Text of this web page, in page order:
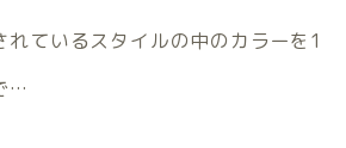
れているスタイルの中のカラーを1
…